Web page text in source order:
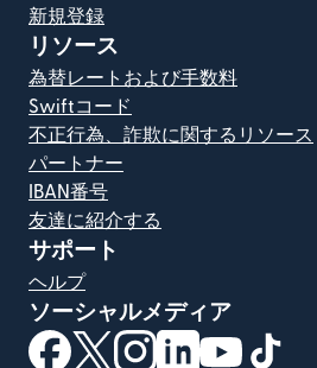
新規登録
リソース
為替レートおよび手数料
Swiftコード
不正行為、詐欺に関するリソース
パートナー
IBAN番号
友達に紹介する
サポート
ヘルプ
ソーシャルメディア
（別ウィンドウで開きます）
（別ウィンドウで開き
（別ウィンドウで
（別ウィンド
（別ウ